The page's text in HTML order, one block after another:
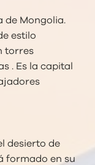
de Mongolia.
estilo
torres
. Es la capital
desierto de
formado en su